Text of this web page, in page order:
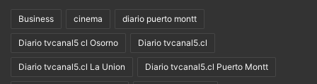
Business cinema diario puerto montt
Diario tvcanal5 cl Osorno Diario tvcanal5.cl
Diario tvcanal5.cl La Union Diario tvcanal5.cl Puerto Montt